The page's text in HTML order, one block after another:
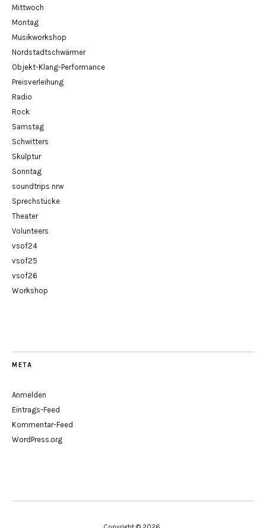
Mittwoch
Montag
Musikworkshop
Nordstadtschwärmer
Objekt-Klang-Performance
Preisverleihung
Radio
Rock
Samstag
Schwitters
Skulptur
Sonntag
soundtrips nrw
Sprechstücke
Theater
Volunteers
vsof24
vsof25
vsof26
Workshop
META
Anmelden
Eintrags-Feed
Kommentar-Feed
WordPress.org